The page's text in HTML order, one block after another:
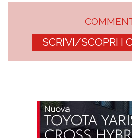
SCRIVI/SCOPRI I